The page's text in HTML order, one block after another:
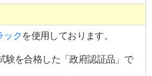
ックを使用しております。
験を合格した「政府認証品」で